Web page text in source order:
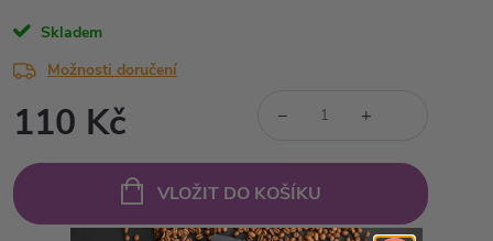
Skladem
Možnosti doručení
110 Kč
cena:
+
−
VLOŽIT DO KOŠÍKU